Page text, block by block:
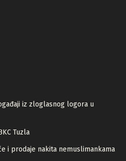
iz zloglasnog logora u
Tuzla
i prodaje nakita nemuslimankama